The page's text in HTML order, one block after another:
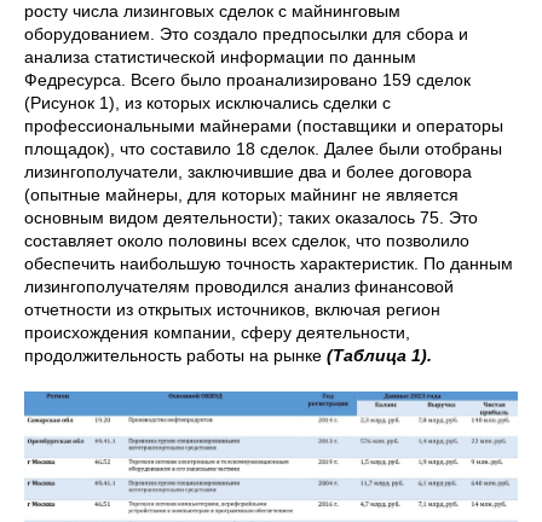
росту числа лизинговых сделок с майнинговым
оборудованием. Это создало предпосылки для сбора и
анализа статистической информации по данным
Федресурса. Всего было проанализировано 159 сделок
(Рисунок 1), из которых исключались сделки с
профессиональными майнерами (поставщики и операторы
площадок), что составило 18 сделок. Далее были отобраны
лизингополучатели, заключившие два и более договора
(опытные майнеры, для которых майнинг не является
основным видом деятельности); таких оказалось 75. Это
составляет около половины всех сделок, что позволило
обеспечить наибольшую точность характеристик. По данным
лизингополучателям проводился анализ финансовой
отчетности из открытых источников, включая регион
происхождения компании, сферу деятельности,
продолжительность работы на рынке (Таблица 1).